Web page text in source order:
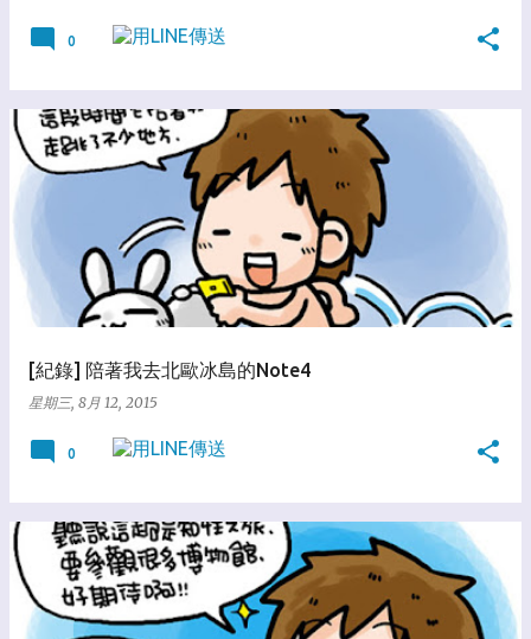
0
[紀錄] 陪著我去北歐冰島的Note4
星期三, 8月 12, 2015
0